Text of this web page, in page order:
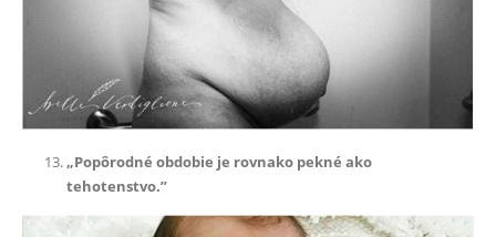
„Popôrodné obdobie je rovnako pekné ako
tehotenstvo.”